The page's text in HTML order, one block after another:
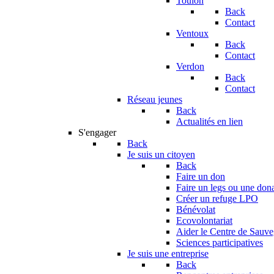
Back
Contact
Ventoux
Back
Contact
Verdon
Back
Contact
Réseau jeunes
Back
Actualités en lien
S'engager
Back
Je suis un citoyen
Back
Faire un don
Faire un legs ou une
Créer un refuge LPO
Bénévolat
Ecovolontariat
Aider le Centre de
Sciences participatives
Je suis une entreprise
Back